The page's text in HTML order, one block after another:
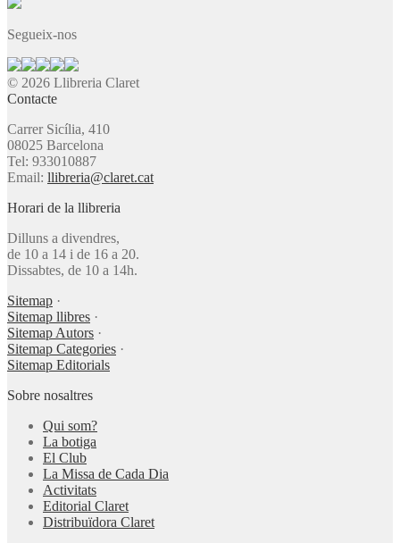
Segueix-nos
© 2026 Llibreria Claret
Contacte
Carrer Sicília, 410
08025 Barcelona
Tel: 933010887
Email: llibreria@claret.cat
Horari de la llibreria
Dilluns a divendres,
de 10 a 14 i de 16 a 20.
Dissabtes, de 10 a 14h.
Sitemap ·
Sitemap llibres ·
Sitemap Autors ·
Sitemap Categories ·
Sitemap Editorials
Sobre nosaltres
Qui som?
La botiga
El Club
La Missa de Cada Dia
Activitats
Editorial Claret
Distribuïdora Claret